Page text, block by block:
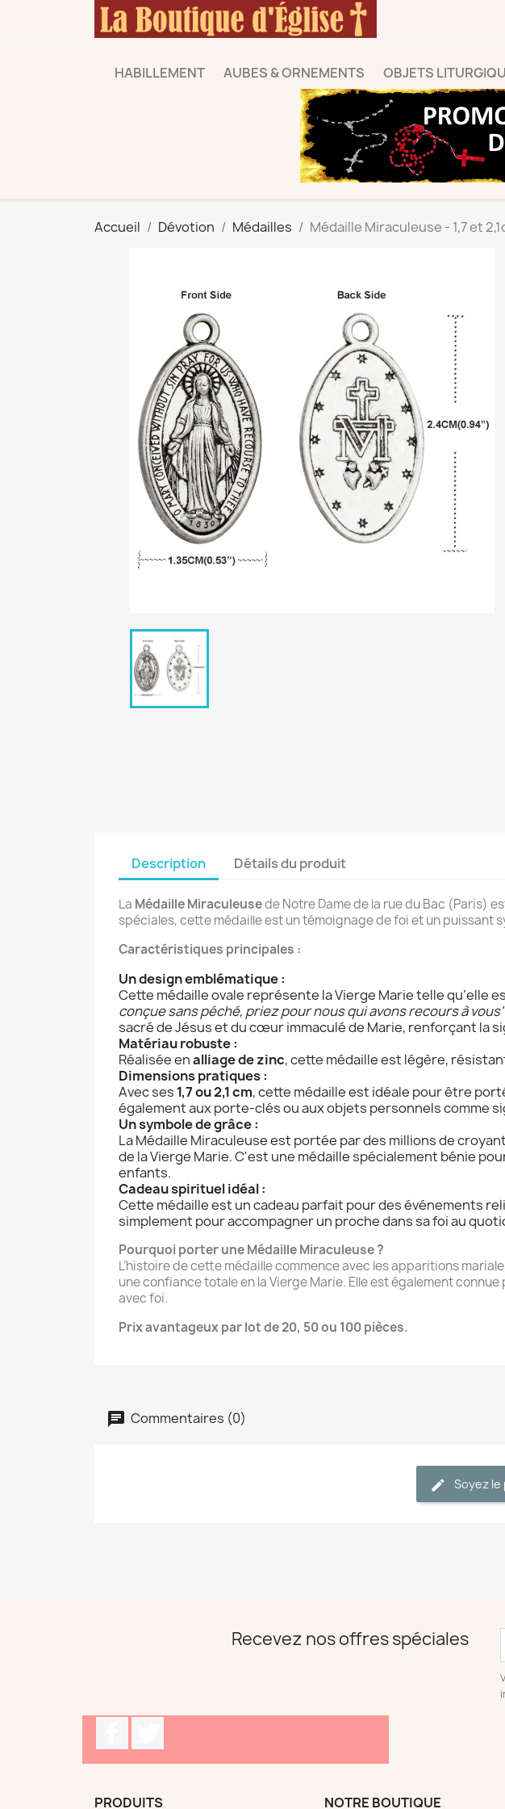
HABILLEMENT AUBES & ORNEMENTS OBJETS
Accueil Dévotion Médailles Médaille Miraculeuse - 1,7 et
Description Détails du produit
La Médaille Miraculeusede Notre Dame de la rue du Bac (Paris)
spéciales, cette médaille est un témoignage de foi et un puissant
Caractéristiques principales :
Un design emblématique :
Cette médaille ovale représente la Vierge Marie telle qu’elle
conçue sans péché, priez pour nous qui avons recours à vous"
sacré de Jésus et du cœur immaculé de Marie, renforçant la
Matériau robuste :
Réalisée enalliage de zinc, cette médaille est légère,
Dimensions pratiques :
Avec ses 1,7 ou 2,1 cm, cette médaille est idéale pour être
également aux porte-clés ou aux objets personnels comme
Un symbole de grâce :
La Médaille Miraculeuse est portée par des millions de
de la Vierge Marie. C'est une médaille spécialement bénie
enfants.
Cadeau spirituel idéal :
Cette médaille est un cadeau parfait pour des événements
simplement pour accompagner un proche dans sa foi au
Pourquoi porter une Médaille Miraculeuse ?
L’histoire de cette médaille commence avec les apparitions
une confiance totale en la Vierge Marie. Elle est également
avec foi.
Prix avantageux par lot de 20, 50 ou 100 pièces.
Commentaires (0)
Soyez le
Recevez nos offres spéciales
PRODUITS NOTRE BOUTIQUE